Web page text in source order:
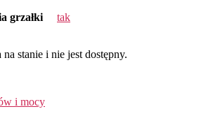
grzałki tak
stanie i nie jest dostępny.
i mocy